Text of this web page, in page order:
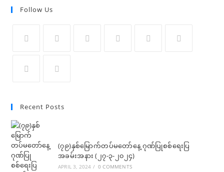
Follow Us
Recent Posts
(၇၉)နှစ်မြောက်တပ်မတော်နေ့ ဂုဏ်ပြုစစ်ရေးပြ
အခမ်းအနား (၂၇-၃-၂၀၂၄)
APRIL 3, 2024 / 0 COMMENTS